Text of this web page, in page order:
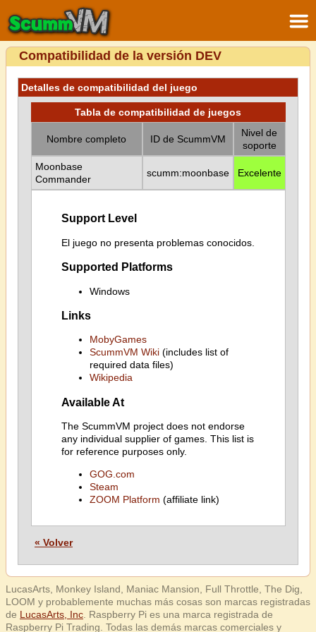
Compatibilidad de la versión DEV
Detalles de compatibilidad del juego
Tabla de compatibilidad de juegos
Nombre completo ID de ScummVM
Nivel de
soporte
Moonbase
Commander
scumm:moonbase Excelente
Support Level
El juego no presenta problemas conocidos.
Supported Platforms
Windows
Links
MobyGames
ScummVM Wiki(includes list of
required data files)
Wikipedia
Available At
The ScummVM project does not endorse
any individual supplier of games. This list is
for reference purposes only.
GOG.com
Steam
ZOOM Platform (affiliate link)
« Volver
LucasArts, Monkey Island, Maniac Mansion, Full Throttle, The Dig,
LOOM y probablemente muchas más cosas son marcas registradas
de LucasArts, Inc . Raspberry Pi es una marca registrada de
Raspberry Pi Trading. Todas las demás marcas comerciales y